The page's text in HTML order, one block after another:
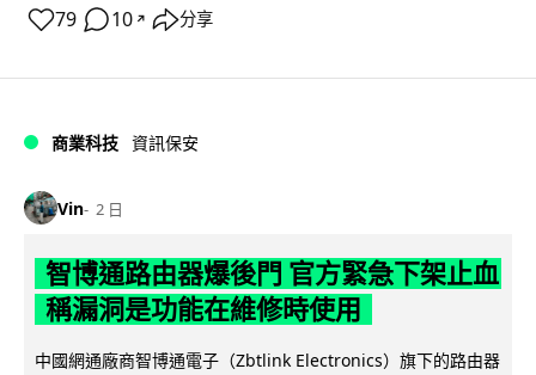
79 10 ↗ 分享
商業科技 資訊保安
Vin 2 日
智博通路由器爆後門 官方緊急下架止血
稱漏洞是功能在維修時使用
中國網通廠商智博通電子（Zbtlink Electronics）旗下的路由器